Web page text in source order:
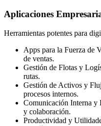
Aplicaciones
Herramientas potentes para
Apps para la Fuerza de
de ventas.
Gestión de Flotas y
rutas.
Gestión de Activos y
procesos internos.
Comunicación Interna y
y colaboración.
Productividad y